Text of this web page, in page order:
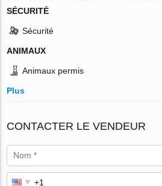
SÉCURITÉ
Sécurité
ANIMAUX
Animaux permis
Plus
CONTACTER LE VENDEUR